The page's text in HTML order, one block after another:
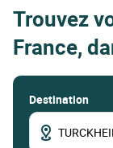
Trouvez
France,
Destination